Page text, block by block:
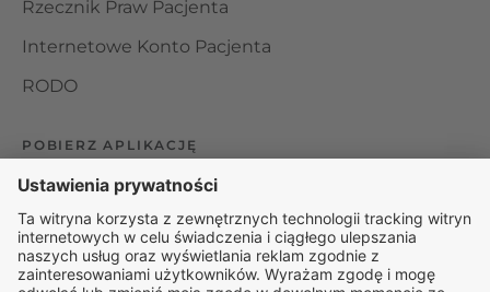
Rzecznik Praw Pacjenta
Internetowe Konto Pacjenta
RODO
POBIERZ APLIKACJĘ
Organizator udzielania świadczeń telemedycznych jest
podmiotem leczniczym w rozumieniu ustawy z dnia 15